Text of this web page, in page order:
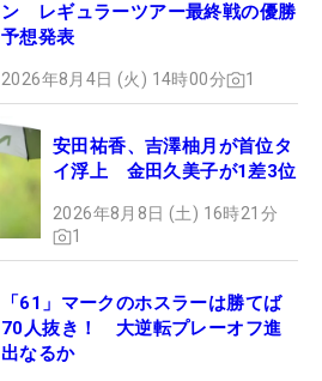
ン レギュラーツアー最終戦の優勝
予想発表
2026年8月4日 (火) 14時00分 1
安田祐香、吉澤柚月が首位タ
イ浮上 金田久美子が1差3位
2026年8月8日 (土) 16時21分
1
「61」マークのホスラーは勝てば
70人抜き！ 大逆転プレーオフ進
出なるか